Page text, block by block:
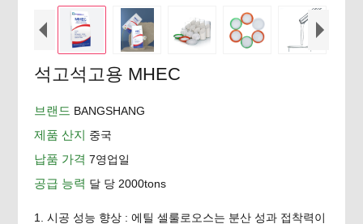
석고석고용 MHEC
브랜드 BANGSHANG
제품 산지 중국
납품 가격7영업일
공급 능력 달 당 2000tons
1. 시공 성능 향상 : 에틸 셀룰로오스는 분산 성과 접착력이